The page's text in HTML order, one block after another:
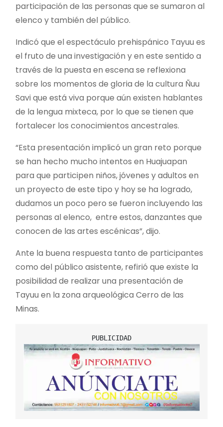
participación de las personas que se sumaron al
elenco y también del público.
Indicó que el espectáculo prehispánico Tayuu es
el fruto de una investigación y en este sentido a
través de la puesta en escena se reflexiona
sobre los momentos de gloria de la cultura Ñuu
Savi que está viva porque aún existen hablantes
de la lengua mixteca, por lo que se tienen que
fortalecer los conocimientos ancestrales.
“Esta presentación implicó un gran reto porque
se han hecho mucho intentos en Huajuapan
para que participen niños, jóvenes y adultos en
un proyecto de este tipo y hoy se ha logrado,
dudamos un poco pero se fueron incluyendo las
personas al elenco, entre estos, danzantes que
conocen de las artes escénicas”, dijo.
Ante la buena respuesta tanto de participantes
como del público asistente, refirió que existe la
posibilidad de realizar una presentación de
Tayuu en la zona arqueológica Cerro de las
Minas.